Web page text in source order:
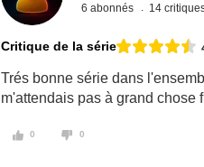
6 abonnés 14
Critique de la série
Trés bonne série dans
m'attendais pas à grand chose
0 0